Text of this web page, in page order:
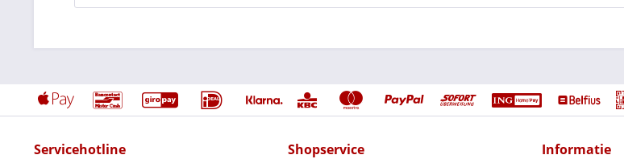
Servicehotline Shopservice Informatie